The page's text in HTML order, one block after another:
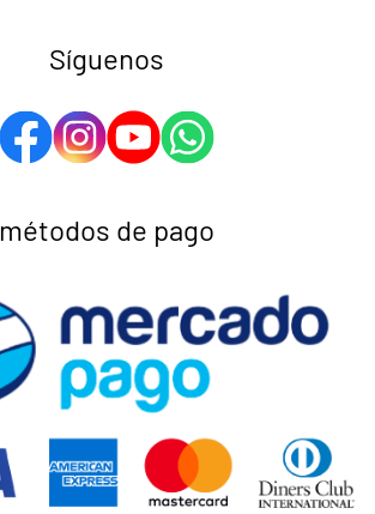
Síguenos
métodos de pago